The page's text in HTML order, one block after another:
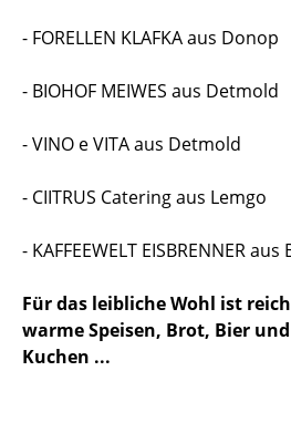
- FORELLEN KLAFKA aus Donop
- BIOHOF MEIWES aus Detmold
- VINO e VITA aus Detmold
- CIITRUS Catering aus Lemgo
- KAFFEEWELT EISBRENNER
Für das leibliche Wohl ist
warme Speisen, Brot, Bier
Kuchen ...